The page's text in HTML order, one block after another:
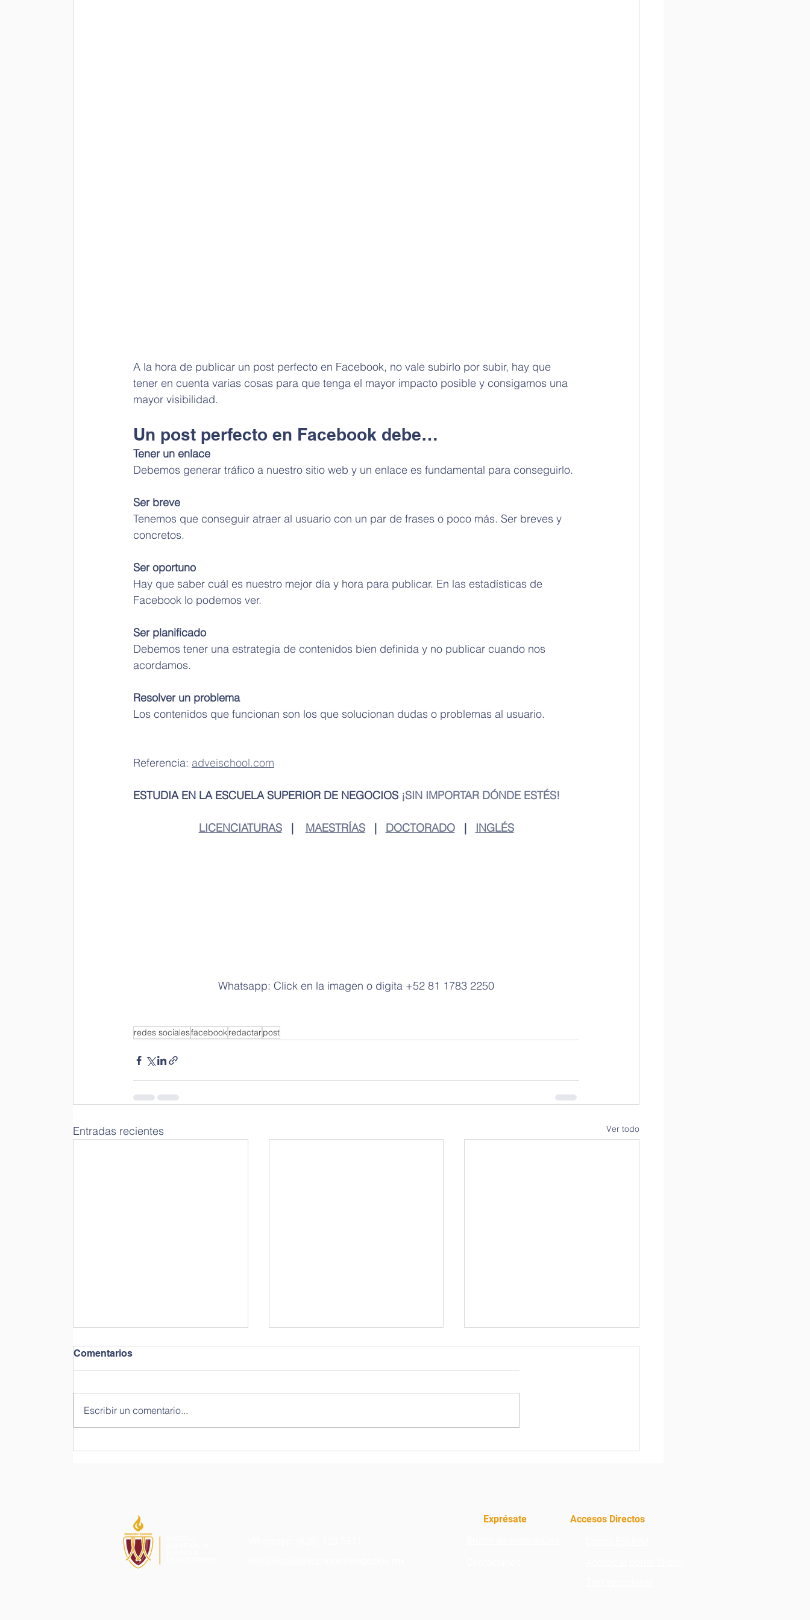
A la hora de publicar un post perfecto en Facebook, no vale subirlo por subir, hay que
tener en cuenta varias cosas para que tenga el mayor impacto posible y consigamos una
mayor visibilidad.
Un post perfecto en Facebook debe…
Tener un enlace
Debemos generar tráfico a nuestro sitio web y un enlace es fundamental para conseguirlo.
Ser breve
Tenemos que conseguir atraer al usuario con un par de frases o poco más. Ser breves y
concretos.
Ser oportuno
Hay que saber cuál es nuestro mejor día y hora para publicar. En las estadísticas de
Facebook lo podemos ver.
Ser planificado
Debemos tener una estrategia de contenidos bien definida y no publicar cuando nos
acordamos.
Resolver un problema
Los contenidos que funcionan son los que solucionan dudas o problemas al usuario.
Referencia: adveischool.com
ESTUDIA EN LA ESCUELA SUPERIOR DE NEGOCIOS ¡SIN IMPORTAR DÓNDE ESTÉS!
LICENCIATURAS
   |
MAESTRÍAS
   |
DOCTORADO
   |
INGLÉS
Whatsapp: Click en la imagen o digita +52 81 1783 2250
redes socialesfacebookredactarpost
Entradas recientes Ver todo
Comentarios
Escribir un comentario...
Exprésate
Accesos Directos